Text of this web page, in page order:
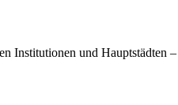
Institutionen und Hauptstädten